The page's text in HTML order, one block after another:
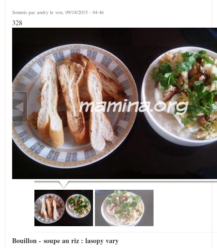
Soumis par andry le ven, 09/18/2015 - 04:46
328
Bouillon - soupe au riz : lasopy vary